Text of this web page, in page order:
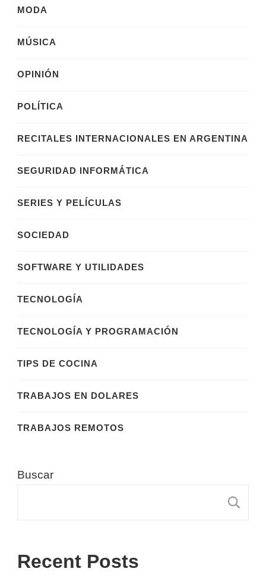
MODA
MÚSICA
OPINIÓN
POLÍTICA
RECITALES INTERNACIONALES EN ARGENTINA
SEGURIDAD INFORMÁTICA
SERIES Y PELÍCULAS
SOCIEDAD
SOFTWARE Y UTILIDADES
TECNOLOGÍA
TECNOLOGÍA Y PROGRAMACIÓN
TIPS DE COCINA
TRABAJOS EN DOLARES
TRABAJOS REMOTOS
Buscar
Recent Posts